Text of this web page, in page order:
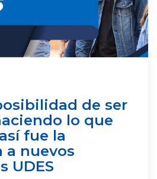
de ser
lo que
fue la
a nuevos
UDES